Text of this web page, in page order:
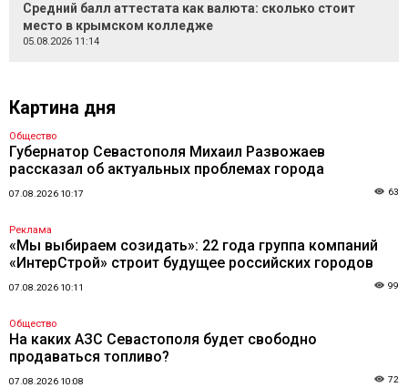
Средний балл аттестата как валюта: сколько стоит
место в крымском колледже
05.08.2026 11:14
Картина дня
Общество
Губернатор Севастополя Михаил Развожаев
рассказал об актуальных проблемах города
07.08.2026 10:17 63
Реклама
«Мы выбираем созидать»: 22 года группа компаний
«ИнтерСтрой» строит будущее российских городов
07.08.2026 10:11 99
Общество
На каких АЗС Севастополя будет свободно
продаваться топливо?
07.08.2026 10:08 72